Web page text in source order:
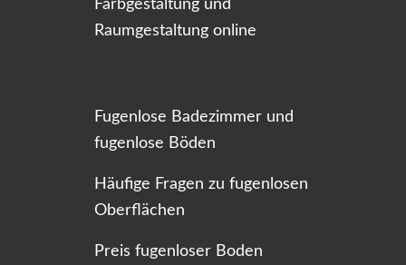
Farbgestaltung und
Raumgestaltung online
Fugenlose Badezimmer und
fugenlose Böden
Häufige Fragen zu fugenlosen
Oberflächen
Preis fugenloser Boden